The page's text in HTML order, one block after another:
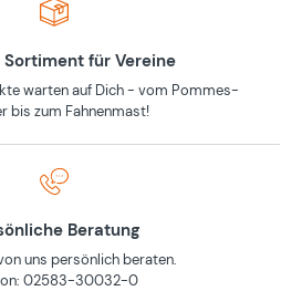
für Vereine
warten auf Dich - vom Pommes-
bis zum Fahnenmast!
Beratung
uns persönlich beraten.
02583-30032-0